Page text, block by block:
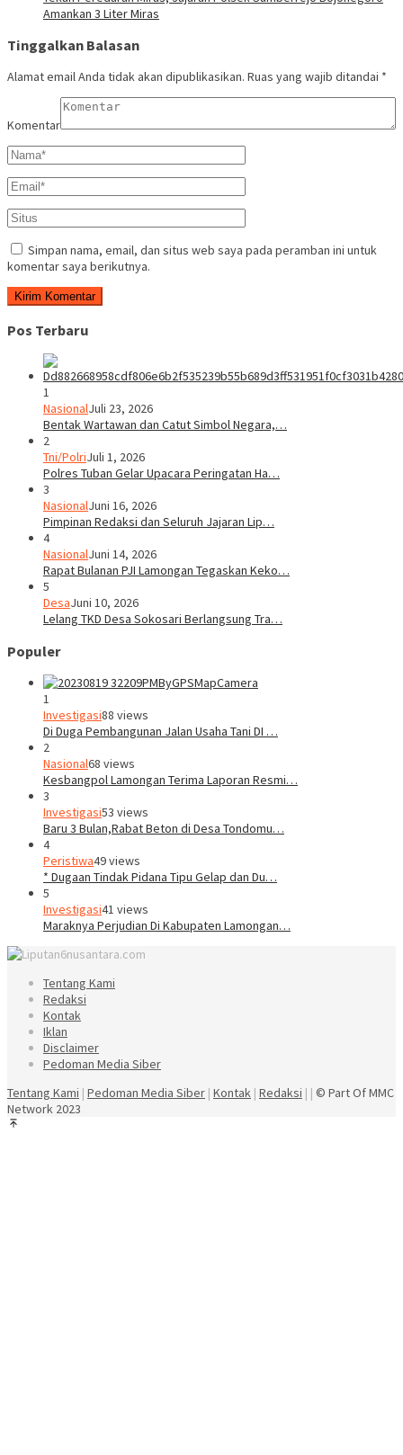
Amankan 3 Liter Miras
Tinggalkan Balasan
Alamat email Anda tidak akan dipublikasikan. Ruas yang wajib ditandai *
Komentar
Simpan nama, email, dan situs web saya pada peramban ini untuk
komentar saya berikutnya.
Pos Terbaru
1
NasionalJuli 23, 2026
Bentak Wartawan dan Catut Simbol Negara,…
2
Tni/PolriJuli 1, 2026
Polres Tuban Gelar Upacara Peringatan Ha…
3
NasionalJuni 16, 2026
Pimpinan Redaksi dan Seluruh Jajaran Lip…
4
NasionalJuni 14, 2026
Rapat Bulanan PJI Lamongan Tegaskan Keko…
5
DesaJuni 10, 2026
Lelang TKD Desa Sokosari Berlangsung Tra…
Populer
1
Investigasi88 views
Di Duga Pembangunan Jalan Usaha Tani DI …
2
Nasional68 views
Kesbangpol Lamongan Terima Laporan Resmi…
3
Investigasi53 views
Baru 3 Bulan,Rabat Beton di Desa Tondomu…
4
Peristiwa49 views
* Dugaan Tindak Pidana Tipu Gelap dan Du…
5
Investigasi41 views
Maraknya Perjudian Di Kabupaten Lamongan…
Tentang Kami
Redaksi
Kontak
Iklan
Disclaimer
Pedoman Media Siber
Tentang Kami | Pedoman Media Siber | Kontak | Redaksi | | © Part Of MMC
Network 2023